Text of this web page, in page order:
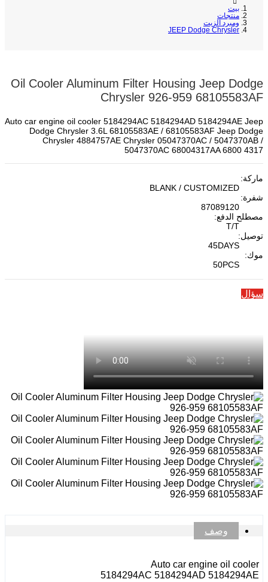
بيت
منتجات
ومبرد الزيت
JEEP Dodge Chrysler
Oil Cooler Aluminum Filter Housing Jeep Dodge
Chrysler 926-959 68105583AF
Auto car engine oil cooler 5184294AC 5184294AD 5184294AE Jeep
Dodge Chrysler 3.6L 68105583AE / 68105583AF Jeep Dodge
Chrysler 4884757AE Chrysler 05047370AC / 5047370AB /
5047370AC 68004317AA 6800 4317
ماركة:
BLANK / CUSTOMIZED
شفرة:
87089120
مصطلح الدفع:
T/T
توصيل:
45DAYS
موك:
50PCS
سؤال
وصف
Auto car engine oil cooler
5184294AC 5184294AD 5184294AE